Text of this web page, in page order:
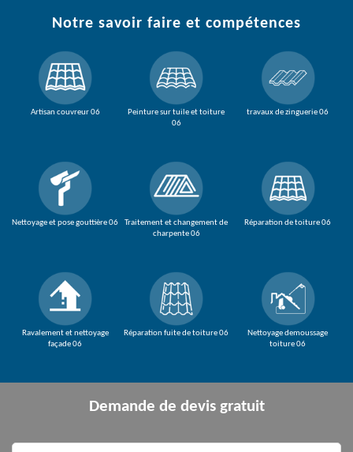
Notre savoir faire et compétences
Artisan couvreur 06
Nettoyage et pose gouttière 06
Ravalement et nettoyage
façade 06
Peinture sur tuile et toiture
06
Traitement et changement de
charpente 06
Réparation fuite de toiture 06
travaux de zinguerie 06
Réparation de toiture 06
Nettoyage demoussage
toiture 06
Demande de devis gratuit